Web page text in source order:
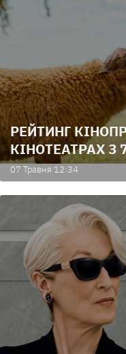
РЕЙТИНГ
КІНОТЕАТРАХ З
07 Травня 12:34